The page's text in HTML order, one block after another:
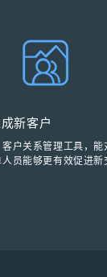
新客户
户关系管理工具，能
员能够更有效促进新